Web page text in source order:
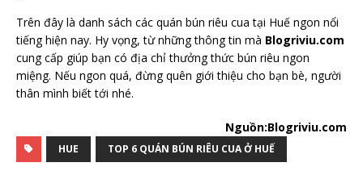
Trên đây là danh sách các quán bún riêu cua tại Huế ngon nổi
tiếng hiện nay. Hy vọng, từ những thông tin mà Blogriviu.com
cung cấp giúp bạn có địa chỉ thưởng thức bún riêu ngon
miệng. Nếu ngon quá, đừng quên giới thiệu cho bạn bè, người
thân mình biết tới nhé.
Nguồn:Blogriviu.com
HUE TOP 6 QUÁN BÚN RIÊU CUA Ở HUẾ